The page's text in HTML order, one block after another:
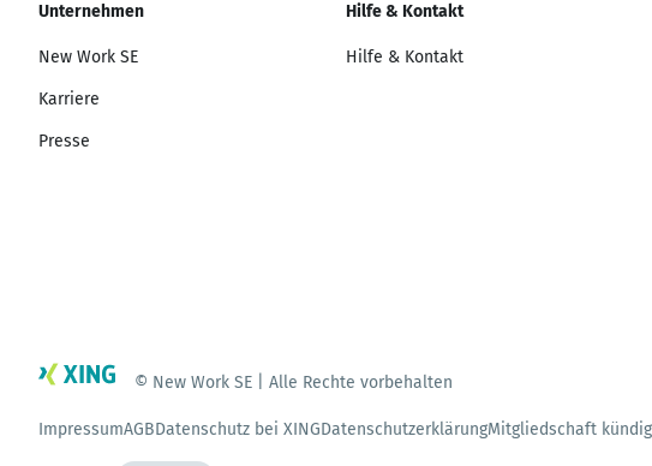
Unternehmen
New Work SE
Karriere
Presse
Hilfe & Kontakt
Hilfe & Kontakt
© New Work SE | Alle Rechte vorbehalten
ImpressumAGBDatenschutz bei XINGDatenschutzerklärungMitgliedschaft